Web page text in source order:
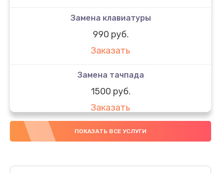
Замена клавиатуры
990 руб.
Заказать
Замена тачпада
1500 руб.
Заказать
Замена южного моста
Заказать
ПОКАЗАТЬ ВСЕ УСЛУГИ